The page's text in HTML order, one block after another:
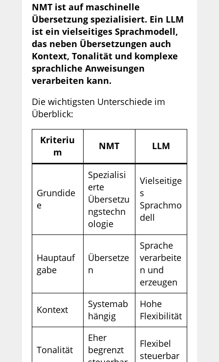
NMT ist auf maschinelle
Übersetzung spezialisiert. Ein LLM
ist ein vielseitiges Sprachmodell,
das neben Übersetzungen auch
Kontext, Tonalität und komplexe
sprachliche Anweisungen
verarbeiten kann.
Die wichtigsten Unterschiede im
Überblick:
Kriteriu
m
NMT LLM
Grundide
e
Spezialisi
erte
Übersetzu
ngstechn
ologie
Vielseitige
s
Sprachmo
dell
Hauptauf
gabe
Übersetze
n
Sprache
verarbeite
n und
erzeugen
Kontext
Systemab
hängig
Hohe
Flexibilität
Tonalität
Eher
begrenzt
Flexibel
steuerbar